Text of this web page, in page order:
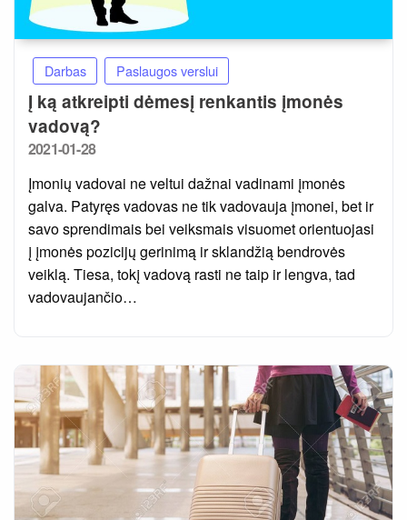
Darbas Paslaugos verslui
Į ką atkreipti dėmesį renkantis įmonės
vadovą?
Posted
2021-01-28
Įmonių vadovai ne veltui dažnai vadinami įmonės
galva. Patyręs vadovas ne tik vadovauja įmonei, bet ir
savo sprendimais bei veiksmais visuomet orientuojasi
į įmonės pozicijų gerinimą ir sklandžią bendrovės
veiklą. Tiesa, tokį vadovą rasti ne taip ir lengva, tad
vadovaujančio…